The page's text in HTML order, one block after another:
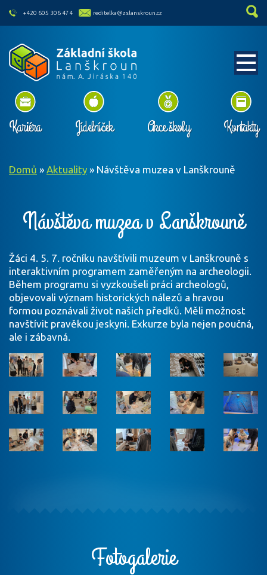
skip to main content
+420 605 306 474 reditelka@zslanskroun.cz
Kariéra Jídelníček Akce školy Kontakty
Domů » Aktuality » Návštěva muzea v Lanškrouně
Návštěva muzea v Lanškrouně
Žáci 4. 5. 7. ročníku navštívili muzeum v Lanškrouně s
interaktivním programem zaměřeným na archeologii.
Během programu si vyzkoušeli práci archeologů,
objevovali význam historických nálezů a hravou
formou poznávali život našich předků. Měli možnost
navštívit pravěkou jeskyni. Exkurze byla nejen poučná,
ale i zábavná.
Fotogalerie